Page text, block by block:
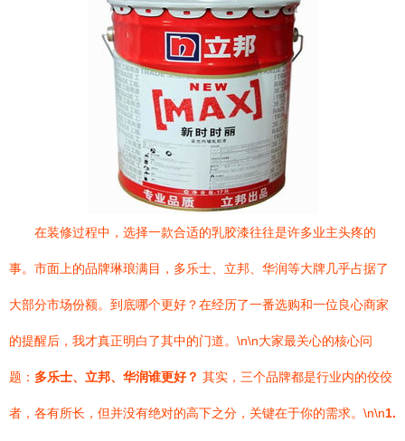
在装修过程中，选择一款合适的乳胶漆往往是许多业主头疼的
事。市面上的品牌琳琅满目，多乐士、立邦、华润等大牌几乎占据了
大部分市场份额。到底哪个更好？在经历了一番选购和一位良心商家
的提醒后，我才真正明白了其中的门道。\n\n大家最关心的核心问
题： 多乐士、立邦、华润谁更好？ 其实，三个品牌都是行业内的佼佼
者，各有所长，但并没有绝对的高下之分，关键在于你的需求。\n\n1.